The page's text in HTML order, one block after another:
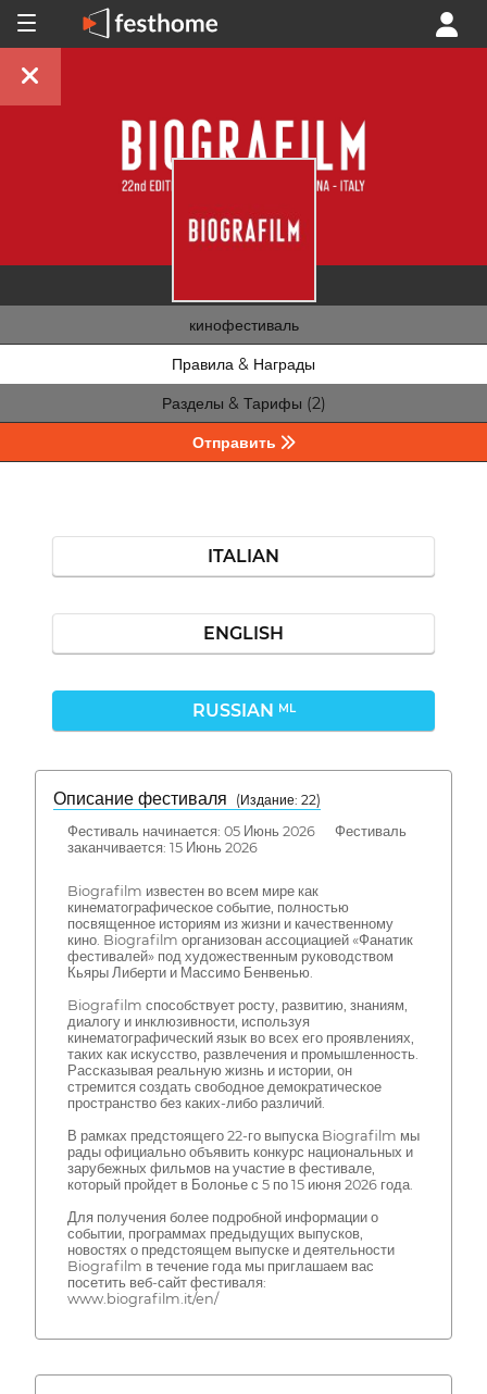
кинофестиваль
Правила & Награды
Разделы & Тарифы (2)
Отправить
ITALIAN
ENGLISH
RUSSIAN ML
Описание фестиваля
( Издание: 22)
Фестиваль начинается: 05 Июнь 2026 Фестиваль
заканчивается: 15 Июнь 2026
Biografilm известен во всем мире как
кинематографическое событие, полностью
посвященное историям из жизни и качественному
кино. Biografilm организован ассоциацией «Фанатик
фестивалей» под художественным руководством
Кьяры Либерти и Массимо Бенвенью.
Biografilm способствует росту, развитию, знаниям,
диалогу и инклюзивности, используя
кинематографический язык во всех его проявлениях,
таких как искусство, развлечения и промышленность.
Рассказывая реальную жизнь и истории, он
стремится создать свободное демократическое
пространство без каких-либо различий.
В рамках предстоящего 22-го выпуска Biografilm мы
рады официально объявить конкурс национальных и
зарубежных фильмов на участие в фестивале,
который пройдет в Болонье с 5 по 15 июня 2026 года.
Для получения более подробной информации о
событии, программах предыдущих выпусков,
новостях о предстоящем выпуске и деятельности
Biografilm в течение года мы приглашаем вас
посетить веб-сайт фестиваля:
www.biografilm.it/en/